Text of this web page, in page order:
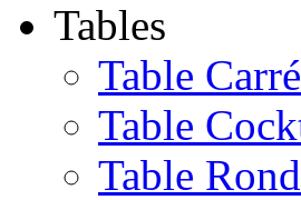
Tables
Table Carré
Table
Table